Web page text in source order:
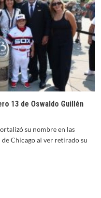
13 de Oswaldo Guillén
su nombre en las
Chicago al ver retirado su